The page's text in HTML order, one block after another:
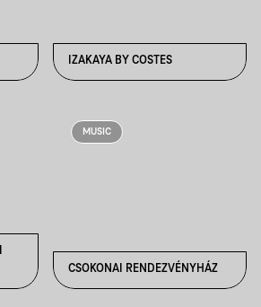
IZAKAYA BY COSTES
MUSIC
CSOKONAI RENDEZVÉNYHÁZ